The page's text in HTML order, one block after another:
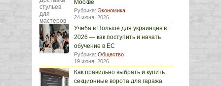
Москве
Рубрика: Экономика
24 июня, 2026
Учёба в Польше для украинцев в
2026 — как поступить и начать
обучение в ЕС
Рубрика: Общество
19 июня, 2026
Как правильно выбрать и купить
секционные ворота для гаража